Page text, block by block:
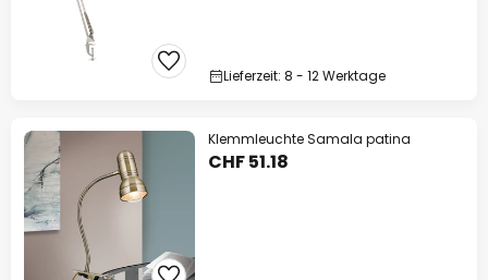
Lieferzeit: 8 - 12 Werktage
Klemmleuchte Samala patina
CHF 51.18